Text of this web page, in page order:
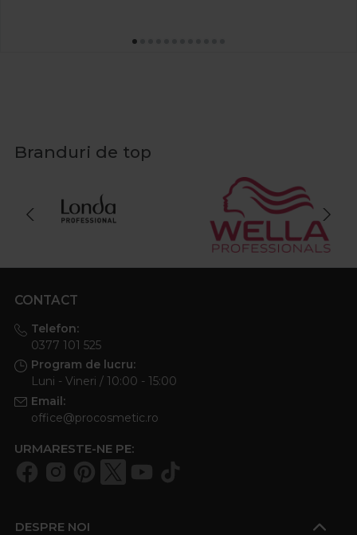
Branduri de top
CONTACT
Telefon:
0377 101 525
Program de lucru:
Luni - Vineri / 10:00 - 15:00
Email:
office@procosmetic.ro
URMARESTE-NE PE:
DESPRE NOI